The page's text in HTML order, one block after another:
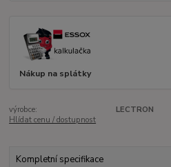
Nákup na splátky
výrobce:
LECTRON
Hlídat cenu / dostupnost
Kompletní specifikace